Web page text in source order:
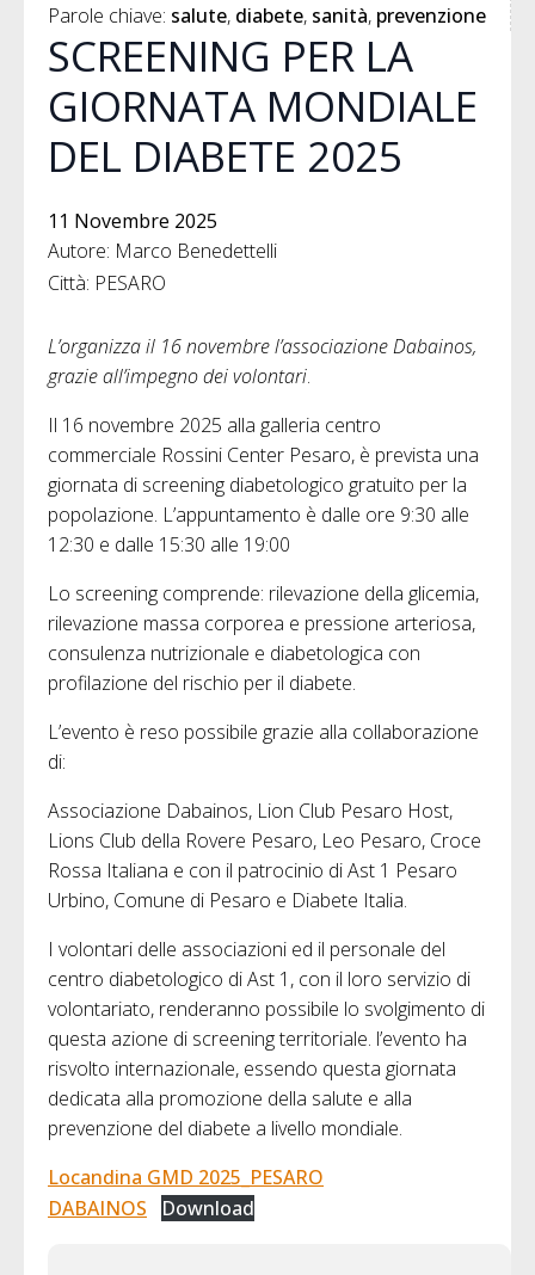
Parole chiave: salute diabete sanità prevenzione
SCREENING PER LA
GIORNATA MONDIALE
DEL DIABETE 2025
11 Novembre 2025
Autore: Marco Benedettelli
Città: PESARO
L’organizza il 16 novembre l’associazione Dabainos,
grazie all’impegno dei volontari.
Il 16 novembre 2025 alla galleria centro
commerciale Rossini Center Pesaro, è prevista una
giornata di screening diabetologico gratuito per la
popolazione. L’appuntamento è dalle ore 9:30 alle
12:30 e dalle 15:30 alle 19:00
Lo screening comprende: rilevazione della glicemia,
rilevazione massa corporea e pressione arteriosa,
consulenza nutrizionale e diabetologica con
profilazione del rischio per il diabete.
L’evento è reso possibile grazie alla collaborazione
di:
Associazione Dabainos, Lion Club Pesaro Host,
Lions Club della Rovere Pesaro, Leo Pesaro, Croce
Rossa Italiana e con il patrocinio di Ast 1 Pesaro
Urbino, Comune di Pesaro e Diabete Italia.
I volontari delle associazioni ed il personale del
centro diabetologico di Ast 1, con il loro servizio di
volontariato, renderanno possibile lo svolgimento di
questa azione di screening territoriale. l’evento ha
risvolto internazionale, essendo questa giornata
dedicata alla promozione della salute e alla
prevenzione del diabete a livello mondiale.
Locandina GMD 2025_PESARO
DABAINOS
Download